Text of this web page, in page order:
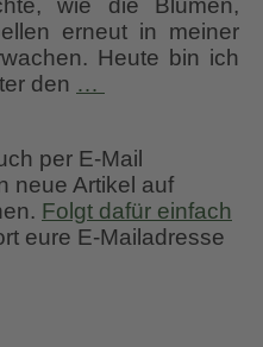
wie die Blumen,
erneut in meiner
Heute bin ich
den …
die
Leichtigkeit
des
Seins
per E-Mail
neue Artikel auf
Folgt dafür einfach
eure E-Mailadresse